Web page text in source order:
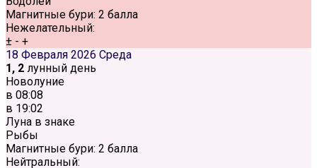
Магнитные бури: 2 балла
Нежелательный:
± - +
18 Февраля 2026 Среда
1, 2 лунный день
Новолуние
в 08:08
в 19:02
Луна в знаке
Рыбы
Магнитные бури: 2 балла
Нейтральный: